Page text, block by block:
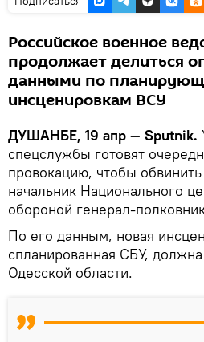
Российское военное
продолжает делиться
данными по
инсценировкам ВСУ
ДУШАНБЕ, 19 апр — Sputnik.
спецслужбы готовят
провокацию, чтобы
начальник Национального
обороной генерал-
По его данным, новая
спланированная СБУ, должна
Одесской области.